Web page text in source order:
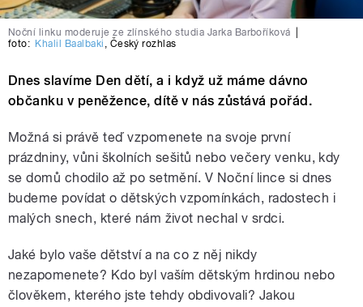
Noční linku moderuje ze zlínského studia Jarka Barboříková
foto: Khalil Baalbaki , Český rozhlas
Dnes slavíme Den dětí, a i když už máme dávno
občanku v peněžence, dítě v nás zůstává pořád.
Možná si právě teď vzpomenete na svoje první
prázdniny, vůni školních sešitů nebo večery venku, kdy
se domů chodilo až po setmění. V Noční lince si dnes
budeme povídat o dětských vzpomínkách, radostech i
malých snech, které nám život nechal v srdci.
Jaké bylo vaše dětství a na co z něj nikdy
nezapomenete? Kdo byl vaším dětským hrdinou nebo
člověkem, kterého jste tehdy obdivovali? Jakou